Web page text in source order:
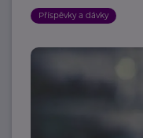
Příspěvky a dávky